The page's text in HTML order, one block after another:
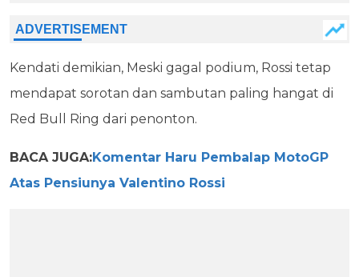
Kendati demikian, Meski gagal podium, Rossi tetap
mendapat sorotan dan sambutan paling hangat di
Red Bull Ring dari penonton.
BACA JUGA:Komentar Haru Pembalap MotoGP
Atas Pensiunya Valentino Rossi